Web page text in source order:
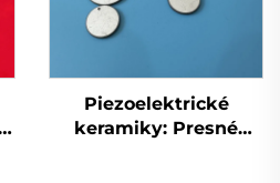
Piezoelektrické
keramiky: Presné